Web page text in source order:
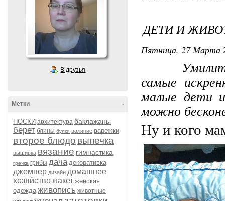
В друзья
-
Метки
НОСКИ архитектура баклажаны
берет блины булки валяние варежки
второе блюдо выпечка
вышивка вязание гимнастика
гречка грибы дача декоративка
джемпер дизайн домашнее
хозяйствожакет женская
одежда живопись животные
ДЕТИ И
Пятница, 27 Марта
самые
малые дети
можно
Ну и кого